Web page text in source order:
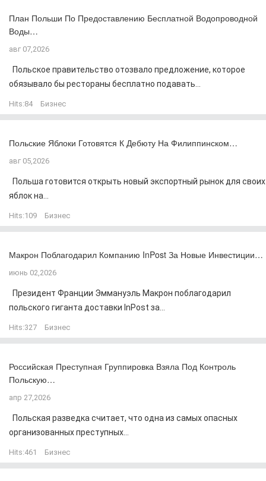
План Польши По Предоставлению Бесплатной Водопроводной
Воды…
авг 07,2026
Польское правительство отозвало предложение, которое
обязывало бы рестораны бесплатно подавать...
Hits:84 Бизнес
Польские Яблоки Готовятся К Дебюту На Филиппинском…
авг 05,2026
Польша готовится открыть новый экспортный рынок для своих
яблок на...
Hits:109 Бизнес
Макрон Поблагодарил Компанию InPost За Новые Инвестиции…
июнь 02,2026
Президент Франции Эммануэль Макрон поблагодарил
польского гиганта доставки InPost за...
Hits:327 Бизнес
Российская Преступная Группировка Взяла Под Контроль
Польскую…
апр 27,2026
Польская разведка считает, что одна из самых опасных
организованных преступных...
Hits:461 Бизнес